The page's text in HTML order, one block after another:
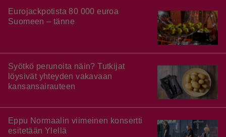
Eurojackpotista 80 000 euroa
Suomeen – tänne
Syötkö perunoita näin? Tutkijat
löysivät yhteyden vakavaan
kansansairauteen
Eppu Normaalin viimeinen konsertti
esitetään Ylellä